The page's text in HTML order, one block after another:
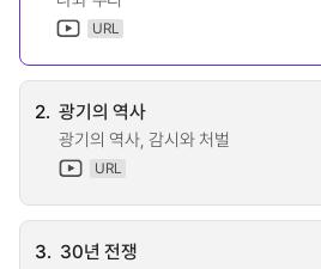
URL
2. 광기의 역사
광기의 역사, 감시와 처벌
URL
3. 30년 전쟁